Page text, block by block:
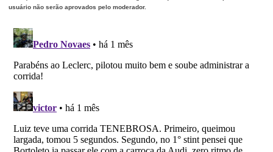
usuário não serão aprovados pelo moderador.